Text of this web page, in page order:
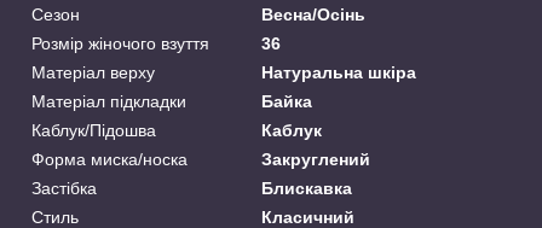
Сезон
Весна/Осінь
Розмір жіночого взуття
36
Матеріал верху
Натуральна шкіра
Матеріал підкладки
Байка
Каблук/Підошва
Каблук
Форма миска/носка
Закруглений
Застібка
Блискавка
Стиль
Класичний